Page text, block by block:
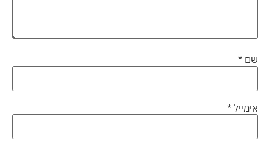
שם *
אימייל *